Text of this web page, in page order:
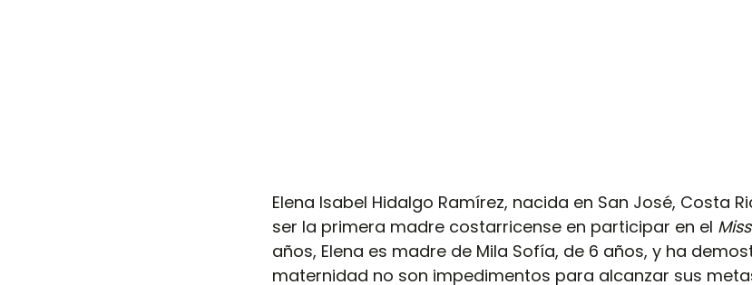
Elena Isabel Hidalgo Ramírez, nacida en San José, Costa
ser la primera madre costarricense en participar en el
años, Elena es madre de Mila Sofía, de 6 años, y ha
maternidad no son impedimentos para alcanzar sus